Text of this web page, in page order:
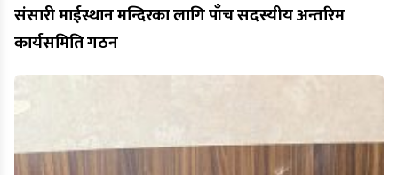
संसारी माईस्थान मन्दिरका लागि पाँच सदस्यीय अन्तरिम
कार्यसमिति गठन